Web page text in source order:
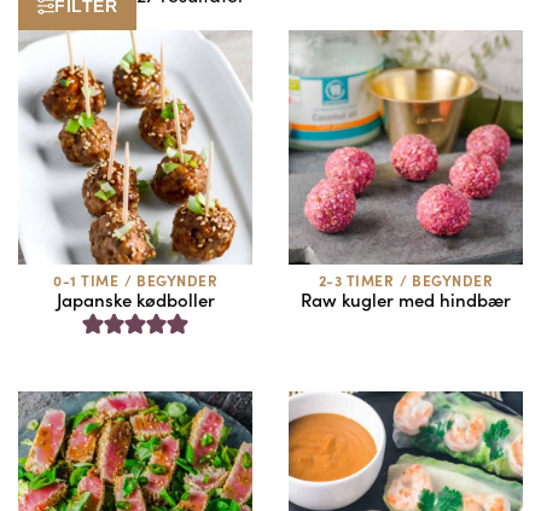
FILTER
0-1 TIME / BEGYNDER
Japanske kødboller
2-3 TIMER / BEGYNDER
Raw kugler med hindbær